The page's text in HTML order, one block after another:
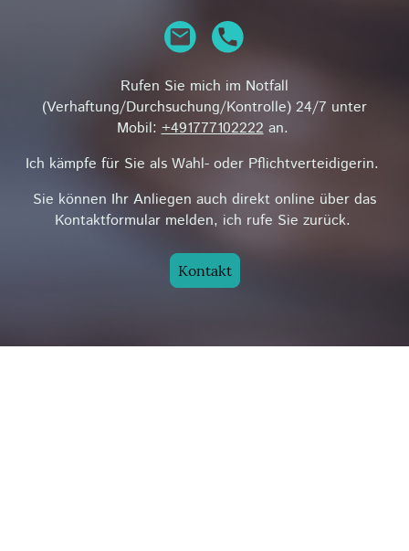
Rufen Sie mich im Notfall
(Verhaftung/Durchsuchung/Kontrolle) 24/7 unter
Mobil:+491777102222an.
Ich kämpfe für Sie als Wahl- oder Pflichtverteidigerin.
Sie können Ihr Anliegen auch direkt online über das
Kontaktformular melden, ich rufe Sie zurück.
Kontakt